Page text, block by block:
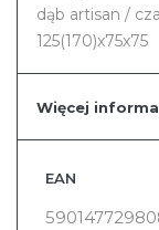
dąb artisan /
125(170)x75x75
Więcej
Więcej
EAN